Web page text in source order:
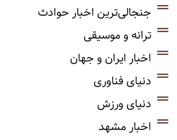
جنجالی‌ترین اخبار حوادث
ترانه و موسیقی
اخبار ایران و جهان
دنیای فناوری
دنیای ورزش
اخبار مشهد